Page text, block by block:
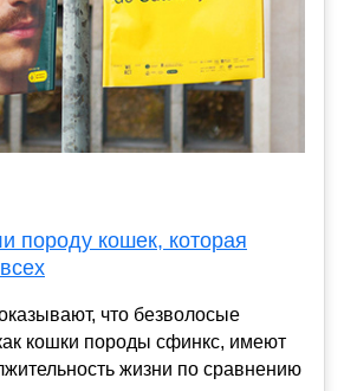
породу кошек, которая
что безволосые
кошки породы сфинкс, имеют
жизни по сравнению